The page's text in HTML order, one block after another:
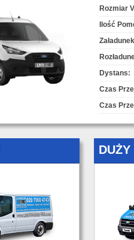
Rozmiar
Ilość
Dystans:
Czas
Czas
DUŻY